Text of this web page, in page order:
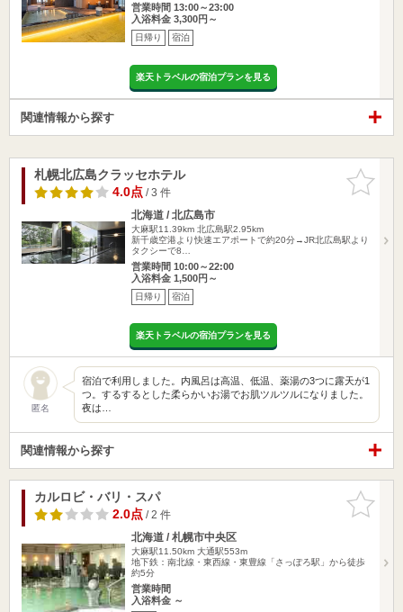
営業時間 13:00～23:00
入浴料金 3,300円～
日帰り 宿泊
楽天トラベルの宿泊プランを見る
関連情報から探す
お気に入
りに追加
札幌北広島クラッセホテル
4.0点/ 3 件
北海道 / 北広島市
大麻駅11.39km 北広島駅2.95km
新千歳空港より快速エアポートで約20分→JR北広島駅より
タクシーで8…
営業時間 10:00～22:00
入浴料金 1,500円～
日帰り 宿泊
楽天トラベルの宿泊プランを見る
匿名
宿泊で利用しました。内風呂は高温、低温、薬湯の3つに露天が1
つ。するするとした柔らかいお湯でお肌ツルツルになりました。
夜は…
関連情報から探す
お気に入
りに追加
カルロビ・バリ・スパ
2.0点/ 2 件
北海道 / 札幌市中央区
大麻駅11.50km 大通駅553m
地下鉄：南北線・東西線・東豊線「さっぽろ駅」から徒歩
約5分
営業時間
入浴料金 ～